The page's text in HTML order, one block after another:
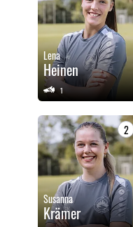
Lena
Heinen
1
2
Susanna
Krämer